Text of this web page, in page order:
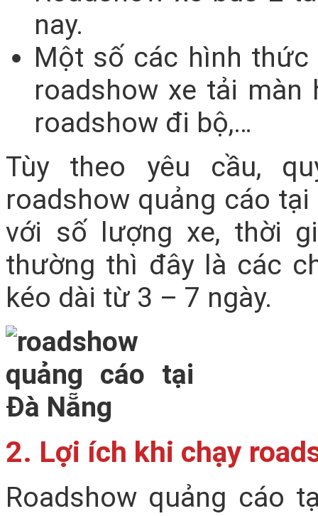
nay.
Một số các hình
roadshow xe tải màn
roadshow đi bộ,…
Tùy theo yêu cầu,
roadshow quảng cáo
với số lượng xe, thời
thường thì đây là các
kéo dài từ 3 – 7 ngày.
2. Lợi ích khi chạy
Roadshow quảng cáo